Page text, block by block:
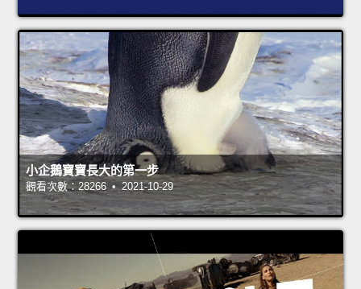
小企鵝寶寶長大的第一步
觀看次數：28266 • 2021-10-29